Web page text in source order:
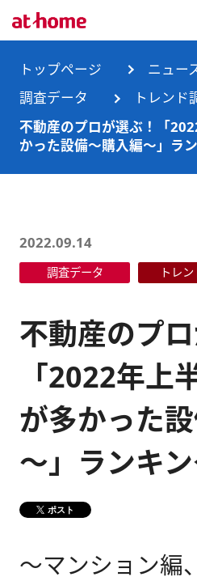
トップペー
企業情報
企業情報TOP
事業所・グル
サステナビリ
健康経営
DX戦略
CM・動画紹
ニュース
ニュースリ
メディア掲
不動産会社
新卒採用情報
キャリア採
障がい者採用
お問合せ
トップページ
ニュー
調査データ
トレンド
不動産のプロが選ぶ！「
かった設備～購入編～」ラ
2022.09.14
調査データ トレ
不動産のプロ
「2022年上
が多かった
～」ランキ
ポスト
～マンション編